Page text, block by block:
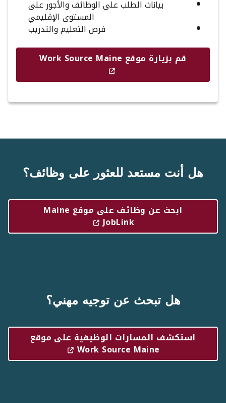
بيانات الطلب على الوظائف والأجور على
المستوى الإقليمي
فرص التعليم والتدريب
قم بزيارة موقع Work Source Maine
هل أنت مستعد للعثور على وظائف؟
ابحث عن وظائف على موقع Maine
JobLink
هل تبحث عن توجيه مهني؟
استكشف المسارات الوظيفية على موقع
Work Source Maine